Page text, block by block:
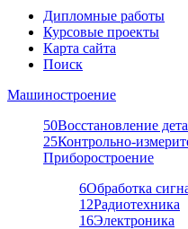
Дипломные работы
Курсовые проекты
Карта сайта
Поиск
Машиностроение
50Восстановление
25Контрольно-
Приборостроение
6Обработка
12Радиотехника
16Электроника